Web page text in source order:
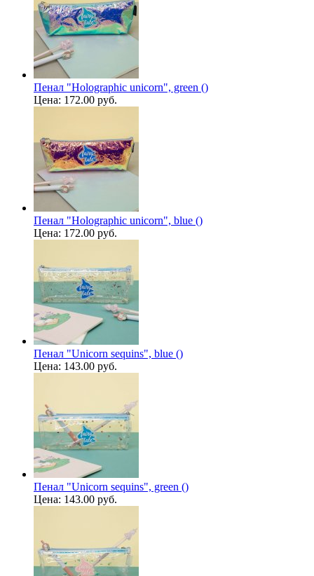
Пенал "Holographic unicorn", green ()
Цена: 172.00 руб.
Пенал "Holographic unicorn", blue ()
Цена: 172.00 руб.
Пенал "Unicorn sequins", blue ()
Цена: 143.00 руб.
Пенал "Unicorn sequins", green ()
Цена: 143.00 руб.